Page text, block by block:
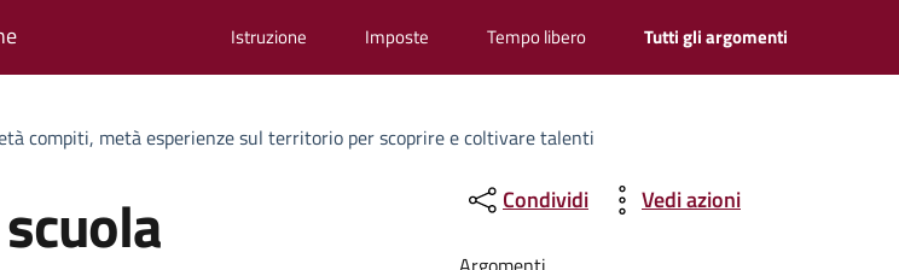
Istruzione Imposte Tempo libero Tutti gli argomenti
compiti, metà esperienze sul territorio per scoprire e coltivare talenti
Condividi Vedi azioni